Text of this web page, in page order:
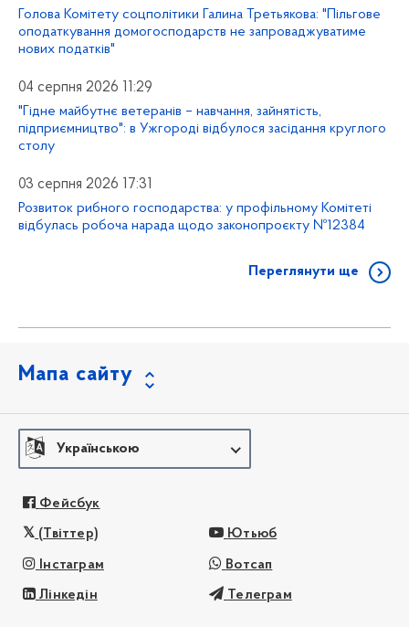
Голова Комітету соцполітики Галина Третьякова: "Пільгове
оподаткування домогосподарств не запроваджуватиме
нових податків"
04 серпня 2026 11:29
"Гідне майбутнє ветеранів – навчання, зайнятість,
підприємництво": в Ужгороді відбулося засідання круглого
столу
03 серпня 2026 17:31
Розвиток рибного господарства: у профільному Комітеті
відбулась робоча нарада щодо законопроєкту №12384
Переглянути ще
Мапа сайту
Українською
Фейсбук
(Твіттер) Ютьюб
Інстаграм Вотсап
Лінкедін Телеграм